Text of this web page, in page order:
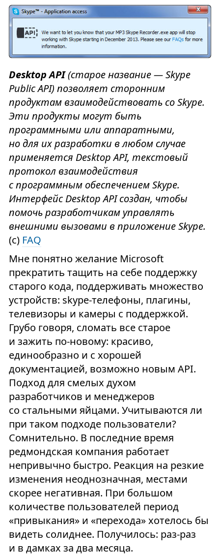
Desktop API(старое название — Skype
Public API) позволяет сторонним
продуктам взаимодействовать со Skype.
Эти продукты могут быть
программными или аппаратными,
но для их разработки в любом случае
применяется Desktop API, текстовый
протокол взаимодействия
с программным обеспечением Skype.
Интерфейс Desktop API создан, чтобы
помочь разработчикам управлять
внешними вызовами в приложение Skype.
(с) FAQ
Мне понятно желание Microsoft
прекратить тащить на себе поддержку
старого кода, поддерживать множество
устройств: skype-телефоны, плагины,
телевизоры и камеры с поддержкой.
Грубо говоря, сломать все старое
и зажить по-новому: красиво,
единообразно и с хорошей
документацией, возможно новым API.
Подход для смелых духом
разработчиков и менеджеров
со стальными яйцами. Учитываются ли
при таком подходе пользователи?
Сомнительно. В последние время
редмондская компания работает
непривычно быстро. Реакция на резкие
изменения неоднозначная, местами
скорее негативная. При большом
количестве пользователей период
«привыкания» и «перехода» хотелось бы
видеть солиднее. Получилось: раз-раз
и в дамках за два месяца.